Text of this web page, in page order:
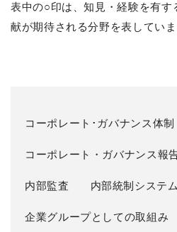
表中の○印は、知見・経験を有
献が期待される分野を表していま
コーポレート･ガバナンス体制
コーポレート・ガバナンス報
内部監査 内部統制システ
企業グループとしての取組み